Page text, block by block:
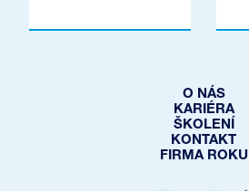
O NÁS
KARIÉRA
ŠKOLENÍ
KONTAKT
FIRMA ROKU